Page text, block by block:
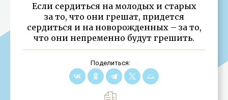
Если сердиться на молодых и старых
за то, что они грешат, придется
сердиться и на новорожденных – за то,
что они непременно будут грешить.
Поделиться: